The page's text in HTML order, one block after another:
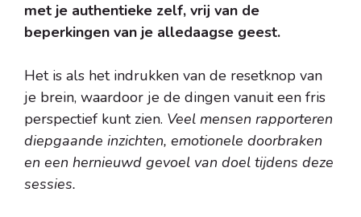
met je authentieke zelf, vrij van de
beperkingen van je alledaagse geest.
Het is als het indrukken van de resetknop van
je brein, waardoor je de dingen vanuit een fris
perspectief kunt zien. Veel mensen rapporteren
diepgaande inzichten, emotionele doorbraken
en een hernieuwd gevoel van doel tijdens deze
sessies.